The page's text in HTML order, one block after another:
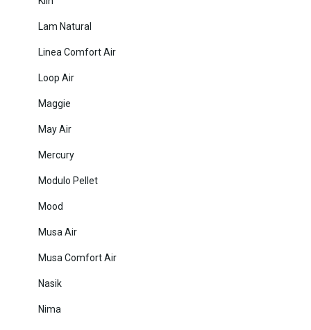
Lam Natural
Linea Comfort Air
Loop Air
Maggie
May Air
Mercury
Modulo Pellet
Mood
Musa Air
Musa Comfort Air
Nasik
Nima